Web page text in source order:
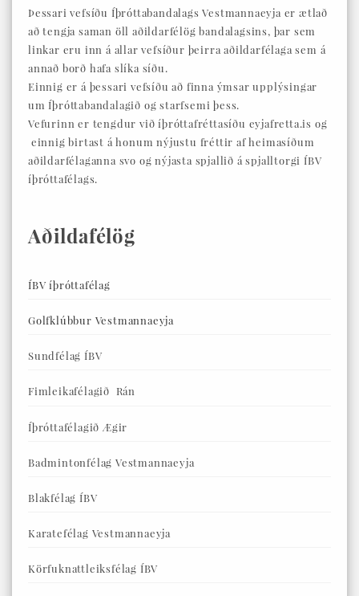
Þessari vefsíðu Íþróttabandalags Vestmannaeyja er ætlað
að tengja saman öll aðildarfélög bandalagsins, þar sem
linkar eru inn á allar vefsíður þeirra aðildarfélaga sem á
annað borð hafa slíka síðu.
Einnig er á þessari vefsíðu að finna ýmsar upplýsingar
um Íþróttabandalagið og starfsemi þess.
Vefurinn er tengdur við íþróttafréttasíðu eyjafretta.is og
einnig birtast á honum nýjustu fréttir af heimasíðum
aðildarfélaganna svo og nýjasta spjallið á spjalltorgi ÍBV
íþróttafélags.
Aðildafélög
ÍBV íþróttafélag
Golfklúbbur Vestmannaeyja
Sundfélag ÍBV
Fimleikafélagið Rán
Íþróttafélagið Ægir
Badmintonfélag Vestmannaeyja
Blakfélag ÍBV
Karatefélag Vestmannaeyja
Körfuknattleiksfélag ÍBV